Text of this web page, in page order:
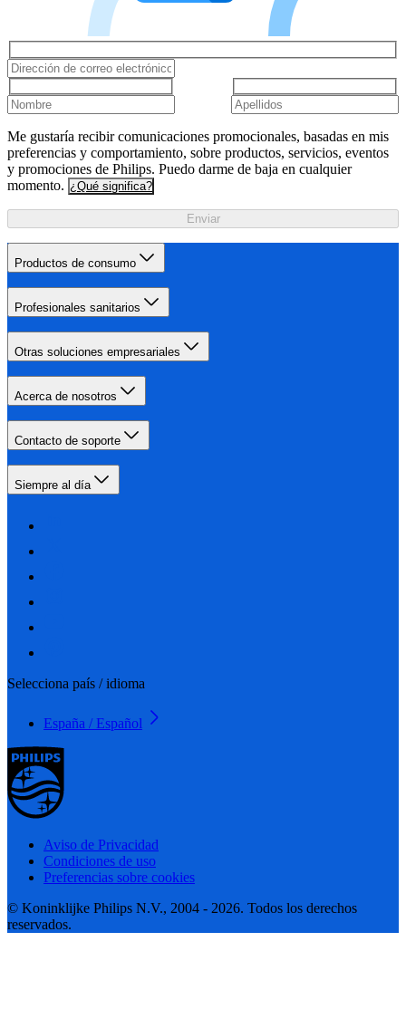
Me gustaría recibir comunicaciones promocionales, basadas en mis
preferencias y comportamiento, sobre productos, servicios, eventos
y promociones de Philips. Puedo darme de baja en cualquier
momento. ¿Qué significa?
Enviar
Productos de consumo
Profesionales sanitarios
Otras soluciones empresariales
Acerca de nosotros
Contacto de soporte
Siempre al día
Selecciona país / idioma
España / Español
Aviso de Privacidad
Condiciones de uso
Preferencias sobre cookies
© Koninklijke Philips N.V., 2004 - 2026. Todos los derechos
reservados.